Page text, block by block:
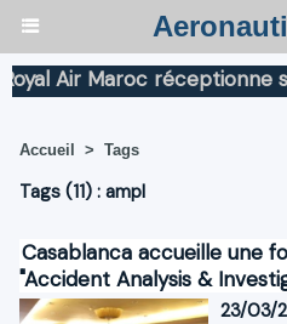
Air Maroc réceptionne son
Accueil > Tags
Tags (11) : ampl
Casablanca accueille une
"Accident Analysis &
23/03/